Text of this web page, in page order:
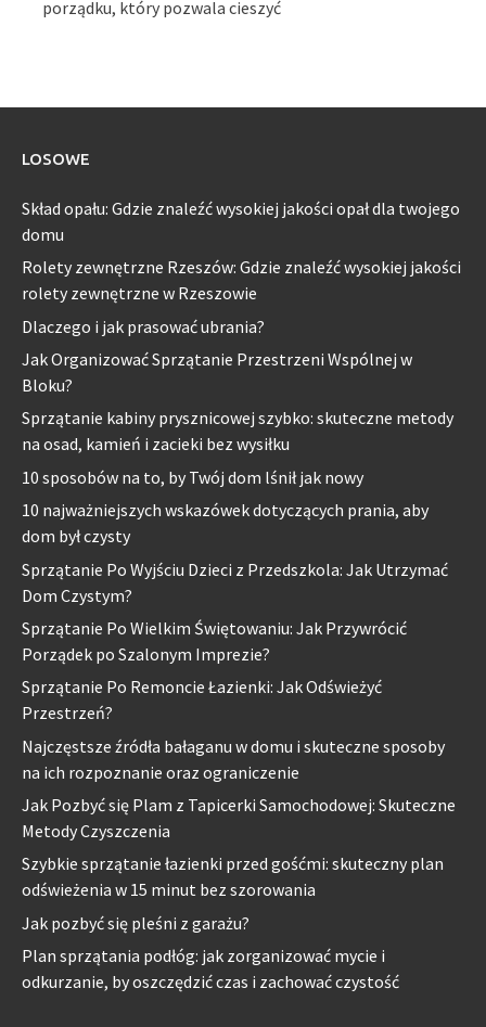
porządku, który pozwala cieszyć
LOSOWE
Skład opału: Gdzie znaleźć wysokiej jakości opał dla twojego
domu
Rolety zewnętrzne Rzeszów: Gdzie znaleźć wysokiej jakości
rolety zewnętrzne w Rzeszowie
Dlaczego i jak prasować ubrania?
Jak Organizować Sprzątanie Przestrzeni Wspólnej w
Bloku?
Sprzątanie kabiny prysznicowej szybko: skuteczne metody
na osad, kamień i zacieki bez wysiłku
10 sposobów na to, by Twój dom lśnił jak nowy
10 najważniejszych wskazówek dotyczących prania, aby
dom był czysty
Sprzątanie Po Wyjściu Dzieci z Przedszkola: Jak Utrzymać
Dom Czystym?
Sprzątanie Po Wielkim Świętowaniu: Jak Przywrócić
Porządek po Szalonym Imprezie?
Sprzątanie Po Remoncie Łazienki: Jak Odświeżyć
Przestrzeń?
Najczęstsze źródła bałaganu w domu i skuteczne sposoby
na ich rozpoznanie oraz ograniczenie
Jak Pozbyć się Plam z Tapicerki Samochodowej: Skuteczne
Metody Czyszczenia
Szybkie sprzątanie łazienki przed gośćmi: skuteczny plan
odświeżenia w 15 minut bez szorowania
Jak pozbyć się pleśni z garażu?
Plan sprzątania podłóg: jak zorganizować mycie i
odkurzanie, by oszczędzić czas i zachować czystość